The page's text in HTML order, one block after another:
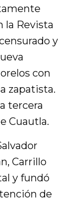
la Revista
y
con
zapatista.
tercera
Cuautla.
Carrillo
y fundó
de